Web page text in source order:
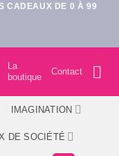
CADEAUX DE 0 À 99
La
boutique
Contact
IMAGINATION
DE SOCIÉTÉ